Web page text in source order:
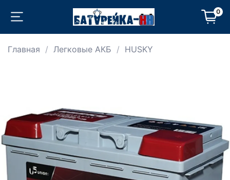
0
Главная Легковые АКБ HUSKY